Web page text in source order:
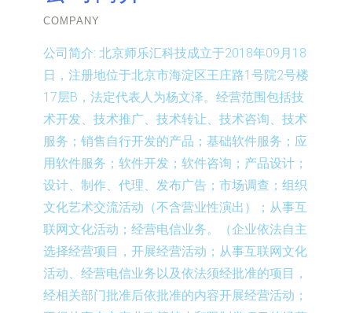
COMPANY
公司简介: 北京师乐汇科技成立于2018年09月18
日，注册地位于北京市海淀区王庄路1号院2号楼
17层B，法定代表人为杨文泽。经营范围包括技
术开发、技术推广、技术转让、技术咨询、技术
服务；销售自行开发的产品；基础软件服务；应
用软件服务；软件开发；软件咨询；产品设计；
设计、制作、代理、发布广告；市场调查；组织
文化艺术交流活动（不含营业性演出）；从事互
联网文化活动；经营电信业务。（企业依法自主
选择经营项目，开展经营活动；从事互联网文化
活动、经营电信业务以及依法须经批准的项目，
经相关部门批准后依批准的内容开展经营活动；